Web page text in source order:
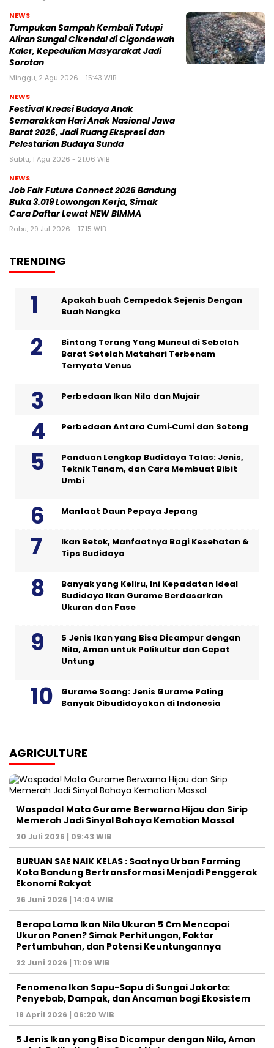
NEWS
Tumpukan Sampah Kembali Tutupi
Aliran Sungai Cikendal di Cigondewah
Kaler, Kepedulian Masyarakat Jadi
Sorotan
Minggu, 2 Agu 2026 - 15:43 WIB
NEWS
Festival Kreasi Budaya Anak
Semarakkan Hari Anak Nasional Jawa
Barat 2026, Jadi Ruang Ekspresi dan
Pelestarian Budaya Sunda
Sabtu, 1 Agu 2026 - 21:06 WIB
NEWS
Job Fair Future Connect 2026 Bandung
Buka 3.019 Lowongan Kerja, Simak
Cara Daftar Lewat NEW BIMMA
Rabu, 29 Jul 2026 - 17:15 WIB
TRENDING
Apakah buah Cempedak Sejenis Dengan
Buah Nangka
Bintang Terang Yang Muncul di Sebelah
Barat Setelah Matahari Terbenam
Ternyata Venus
Perbedaan Ikan Nila dan Mujair
Perbedaan Antara Cumi‑Cumi dan Sotong
Panduan Lengkap Budidaya Talas: Jenis,
Teknik Tanam, dan Cara Membuat Bibit
Umbi
Manfaat Daun Pepaya Jepang
Ikan Betok, Manfaatnya Bagi Kesehatan &
Tips Budidaya
Banyak yang Keliru, Ini Kepadatan Ideal
Budidaya Ikan Gurame Berdasarkan
Ukuran dan Fase
5 Jenis Ikan yang Bisa Dicampur dengan
Nila, Aman untuk Polikultur dan Cepat
Untung
Gurame Soang: Jenis Gurame Paling
Banyak Dibudidayakan di Indonesia
AGRICULTURE
Waspada! Mata Gurame Berwarna Hijau dan Sirip
Memerah Jadi Sinyal Bahaya Kematian Massal
20 Juli 2026 | 09:43 WIB
BURUAN SAE NAIK KELAS : Saatnya Urban Farming
Kota Bandung Bertransformasi Menjadi Penggerak
Ekonomi Rakyat
26 Juni 2026 | 14:04 WIB
Berapa Lama Ikan Nila Ukuran 5 Cm Mencapai
Ukuran Panen? Simak Perhitungan, Faktor
Pertumbuhan, dan Potensi Keuntungannya
22 Juni 2026 | 11:09 WIB
Fenomena Ikan Sapu-Sapu di Sungai Jakarta:
Penyebab, Dampak, dan Ancaman bagi Ekosistem
18 April 2026 | 06:20 WIB
5 Jenis Ikan yang Bisa Dicampur dengan Nila, Aman